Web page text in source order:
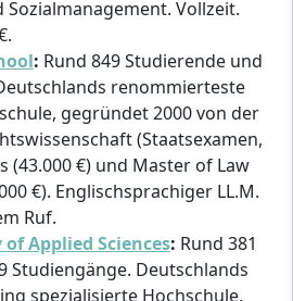
Sozialmanagement. Vollzeit.
: Rund 849 Studierende und
renommierteste
gegründet 2000 von der
(Staatsexamen,
(43.000 €) und Master of Law
€). Englischsprachiger LL.M.
Ruf.
Applied Sciences: Rund 381
Studiengänge. Deutschlands
spezialisierte Hochschule.